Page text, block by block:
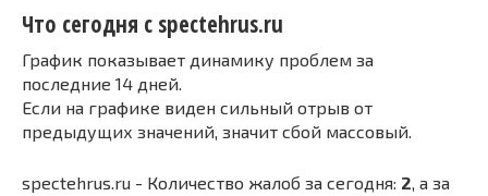
Что сегодня с spectehrus.ru
График показывает динамику проблем за
последние 14 дней.
Если на графике виден сильный отрыв от
предыдущих значений, значит сбой массовый.
spectehrus.ru - Количество жалоб за сегодня: 2 , а за